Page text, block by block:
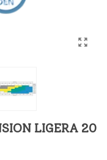
LIGERA 20